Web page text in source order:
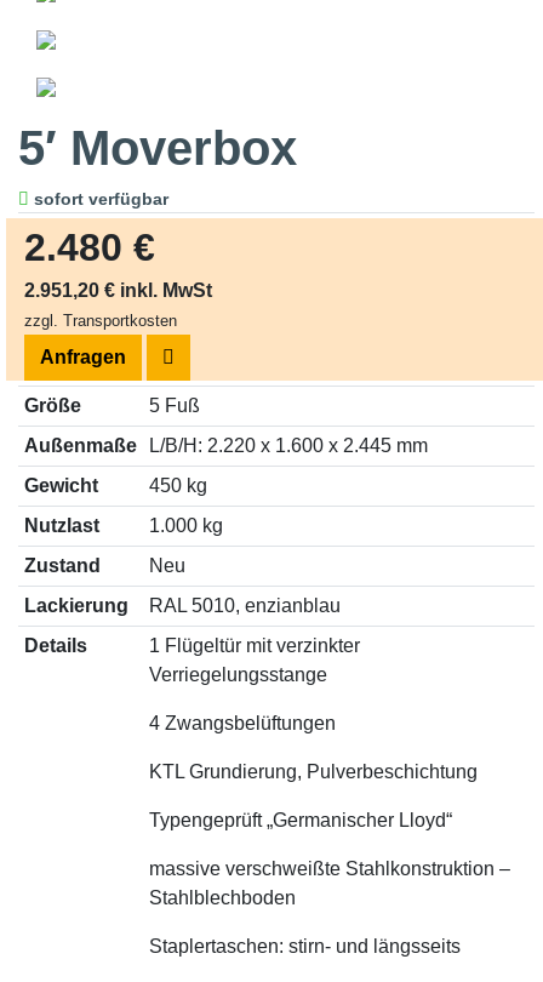
5′ Moverbox
sofort verfügbar
2.480 €
2.951,20 € inkl. MwSt
zzgl. Transportkosten
Anfragen
Größe
5 Fuß
Außenmaße
L/B/H: 2.220 x 1.600 x 2.445 mm
Gewicht
450 kg
Nutzlast
1.000 kg
Zustand
Neu
Lackierung
RAL 5010, enzianblau
Details
1 Flügeltür mit verzinkter
Verriegelungsstange
4 Zwangsbelüftungen
KTL Grundierung, Pulverbeschichtung
Typengeprüft „Germanischer Lloyd“
massive verschweißte Stahlkonstruktion –
Stahlblechboden
Staplertaschen: stirn- und längsseits